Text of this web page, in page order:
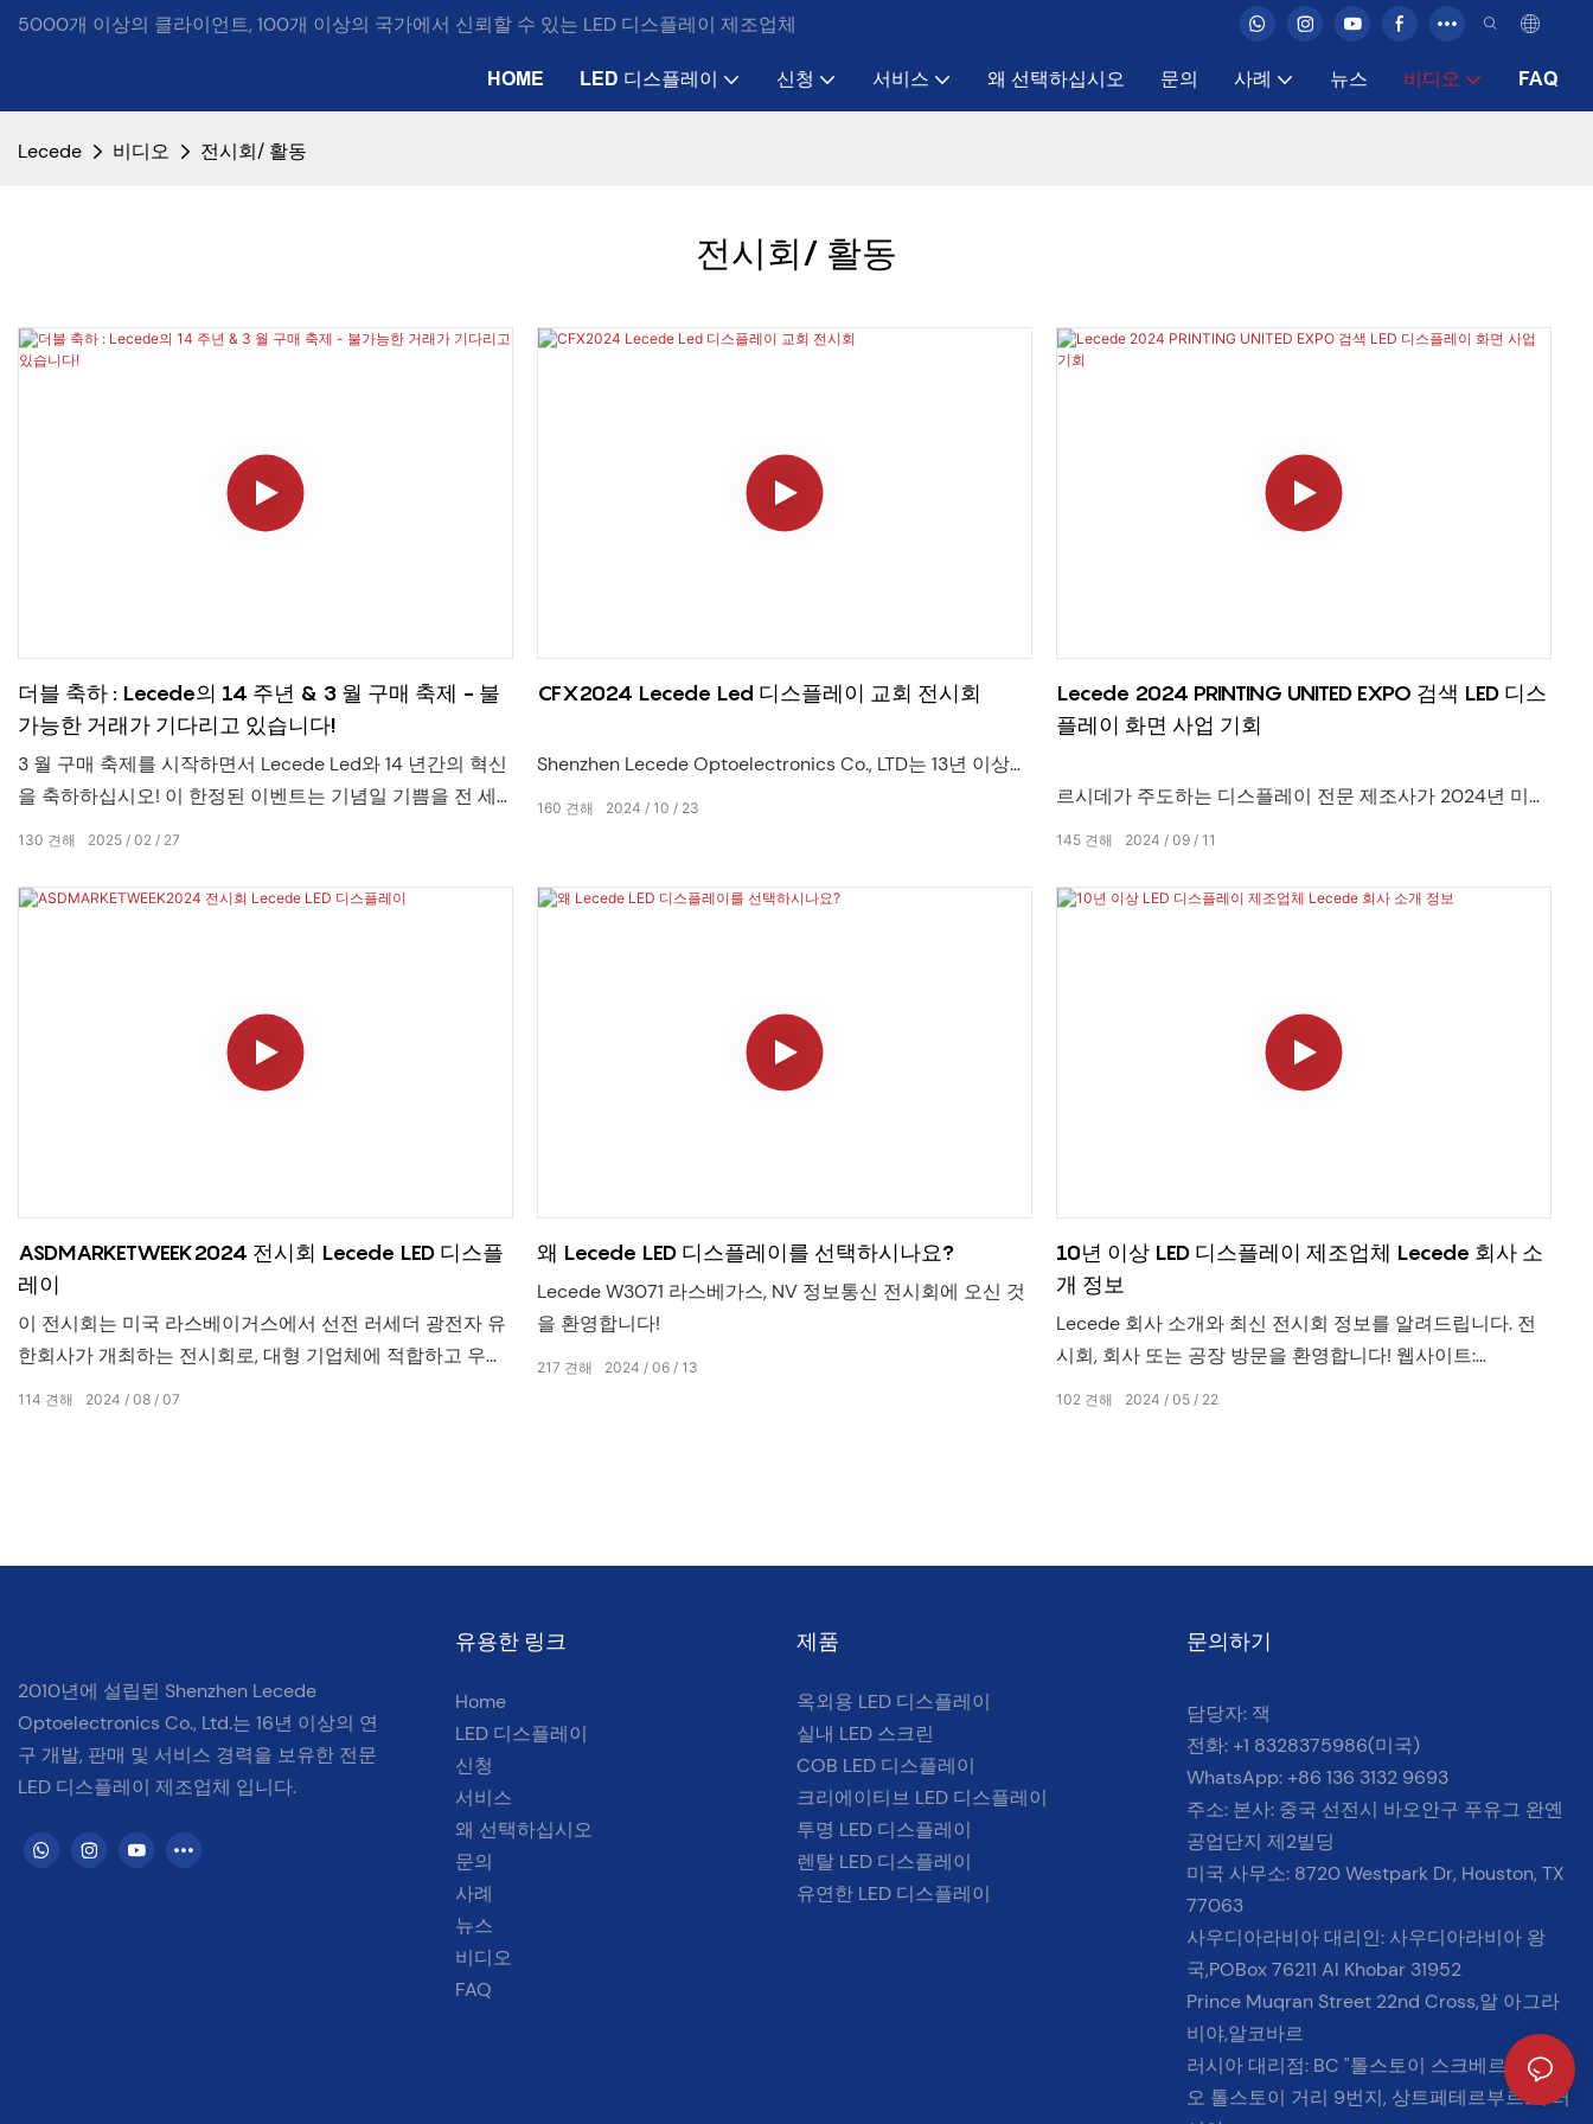
5000개 이상의 클라이언트, 100개 이상의 국가에서 신뢰할 수 있는 LED 디스플레이 제조업체
HOME LED 디스플레이 신청 서비스 왜 선택하십시오 문의 사례 뉴스 비디오 FAQ
Lecede 비디오 전시회/ 활동
전시회/ 활동
더블 축하 : Lecede의 14 주년 & 3 월 구매 축제 - 불
가능한 거래가 기다리고 있습니다!
3 월 구매 축제를 시작하면서 Lecede Led와 14 년간의 혁신
을 축하하십시오! 이 한정된 이벤트는 기념일 기쁨을 전 세
계적으로 비즈니스, 딜러 및 최종 사용자를 위해 설계된 탁
2025 02 27
130 견해
CFX2024 Lecede Led 디스플레이 교회 전시회
Shenzhen Lecede Optoelectronics Co., LTD는 13년 이상
전문적인 LED 디스플레이 제조업체입니다. 고객은 최고의
매우 만족했습니다. 그 이야기를 여러분과 공유하겠습니다.
2024 10 23
160 견해
Lecede 2024 PRINTING UNITED EXPO 검색 LED 디스
플레이 화면 사업 기회
르시데가 주도하는 디스플레이 전문 제조사가 2024년 미국
라스베가스에서 참가하는 2024PRINTING UNITED EXPO 전
많은 신제품을 시장에 출시했습니다!
2024 09 11
145 견해
ASDMARKETWEEK2024 전시회 Lecede LED 디스플
레이
이 전시회는 미국 라스베이거스에서 선전 러세더 광전자 유
한회사가 개최하는 전시회로, 대형 기업체에 적합하고 우수
한 LED 디스플레이 제품을 추천하는 자리로, 완벽한 성공을
2024 08 07
114 견해
왜 Lecede LED 디스플레이를 선택하시나요?
Lecede W3071 라스베가스, NV 정보통신 전시회에 오신 것
을 환영합니다!
2024 06 13
217 견해
10년 이상 LED 디스플레이 제조업체 Lecede 회사 소
개 정보
Lecede 회사 소개와 최신 전시회 정보를 알려드립니다. 전
시회, 회사 또는 공장 방문을 환영합니다! 웹사이트:
www.lecedeled.com WhatsApp/전화번호: +86
2024 05 22
102 견해
2010년에 설립된 Shenzhen Lecede
Optoelectronics Co., Ltd.는 16년 이상의 연
구 개발, 판매 및 서비스 경력을 보유한 전문
LED 디스플레이 제조업체 입니다.
유용한 링크
Home
LED 디스플레이
신청
서비스
왜 선택하십시오
문의
사례
뉴스
비디오
FAQ
제품
옥외용 LED 디스플레이
실내 LED 스크린
COB LED 디스플레이
크리에이티브 LED 디스플레이
투명 LED 디스플레이
렌탈 LED 디스플레이
유연한 LED 디스플레이
문의하기
담당자: 잭
전화: +1 8328375986(미국)
WhatsApp: +86 136 3132 9693
주소: 본사: 중국 선전시 바오안구 푸유그 완옌
공업단지 제2빌딩
미국 사무소: 8720 Westpark Dr, Houston, TX
77063
사우디아라비아 대리인: 사우디아라비아 왕
국,POBox 76211 Al Khobar 31952
Prince Muqran Street 22nd Cross,알 아그라
비야,알코바르
러시아 대리점: BC "톨스토이 스크베르" 2층, 레
오 톨스토이 거리 9번지, 상트페테르부르크, 러